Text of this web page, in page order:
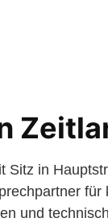
Sitz in
für
und